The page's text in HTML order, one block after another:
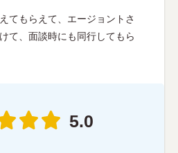
てもらえて、エージョントさ
て、面談時にも同行してもら
5.0